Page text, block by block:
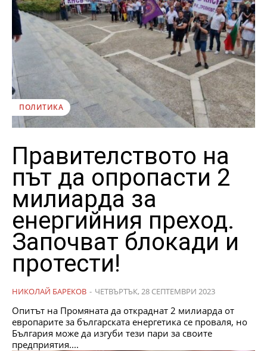
ПОЛИТИКА
Правителството на
път да опропасти 2
милиарда за
енергийния преход.
Започват блокади и
протести!
НИКОЛАЙ БАРЕКОВ - ЧЕТВЪРТЪК, 28 СЕПТЕМВРИ 2023
Опитът на Промяната да откраднат 2 милиарда от
европарите за българската енергетика се проваля, но
България може да изгуби тези пари за своите
предприятия....